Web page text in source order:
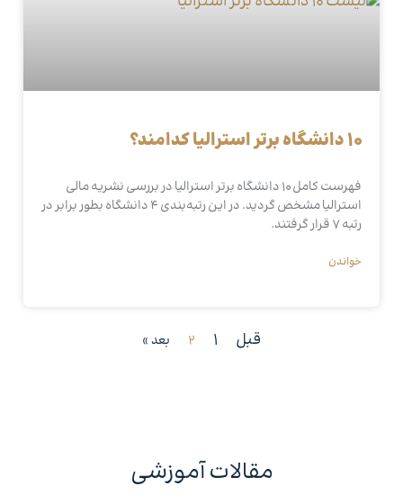
10 دانشگاه برتر استرالیا کدامند؟
فهرست کامل 10 دانشگاه برتر استرالیا در بررسی نشریه مالی
استرالیا مشخص گردید. در این رتبه‌بندی 4 دانشگاه بطور برابر در
رتبه 7 قرار گرفتند.
خواندن
قبل 1
2 بعد »
مقالات آموزشی